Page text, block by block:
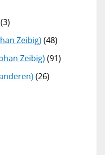
(3)
Zeibig) (48)
Zeibig) (91)
(26)